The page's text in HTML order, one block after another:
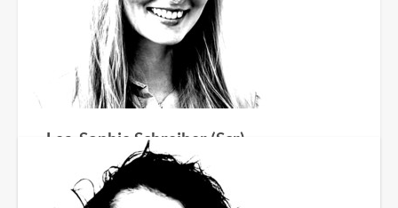
Lea-Sophie Schreiber (Scr)
Referendarin